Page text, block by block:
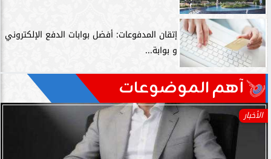
إتقان المدفوعات: أفضل بوابات الدفع الإلكتروني
و بوابة...
آهم الموضوعات
الأخبار